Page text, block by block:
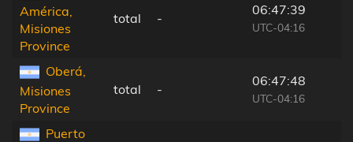
América,
Misiones
Province
total -
06:47:39
UTC-04:16
Oberá,
Misiones
Province
total -
06:47:48
UTC-04:16
Puerto